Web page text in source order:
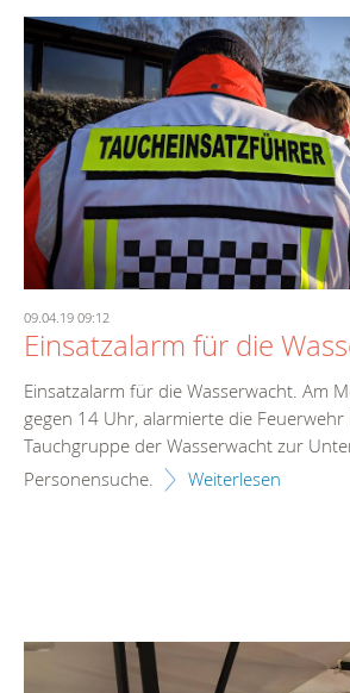
09.04.19 09:12
Einsatzalarm für die
Einsatzalarm für die Wasserwacht. Am
gegen 14 Uhr, alarmierte die
Tauchgruppe der Wasserwacht zur
Personensuche.
Weiterlesen